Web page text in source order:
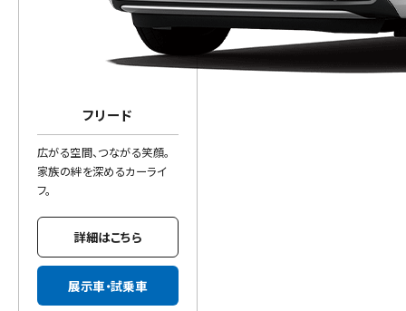
フリード
広がる空間、つながる笑顔。
家族の絆を深めるカーライ
フ。
詳細はこちら
展示車・試乗車